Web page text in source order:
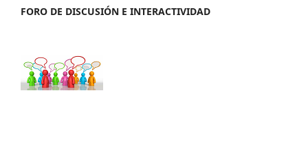
FORO DE DISCUSIÓN E INTERACTIVIDAD